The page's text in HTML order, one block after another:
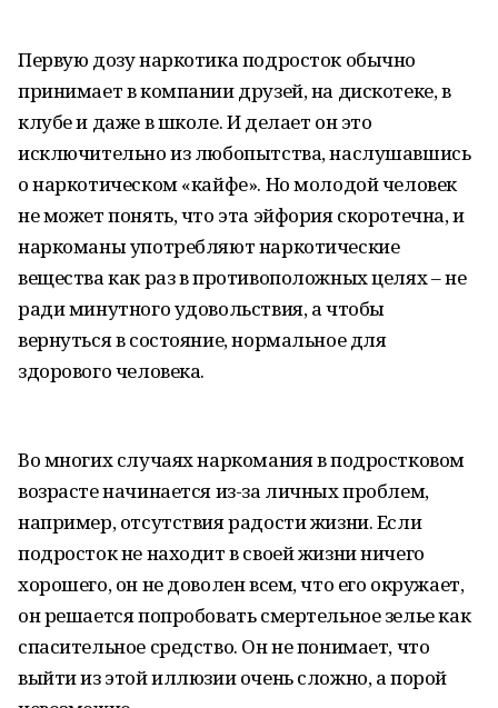
Первую дозу наркотика подросток обычно
принимает в компании друзей, на дискотеке, в
клубе и даже в школе. И делает он это
исключительно из любопытства, наслушавшись
о наркотическом «кайфе». Но молодой человек
не может понять, что эта эйфория скоротечна, и
наркоманы употребляют наркотические
вещества как раз в противоположных целях – не
ради минутного удовольствия, а чтобы
вернуться в состояние, нормальное для
здорового человека.
Во многих случаях наркомания в подростковом
возрасте начинается из-за личных проблем,
например, отсутствия радости жизни. Если
подросток не находит в своей жизни ничего
хорошего, он не доволен всем, что его окружает,
он решается попробовать смертельное зелье как
спасительное средство. Он не понимает, что
выйти из этой иллюзии очень сложно, а порой